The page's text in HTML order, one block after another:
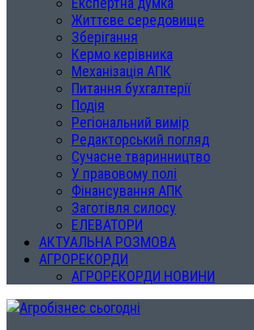
Життєве середовище
Зберігання
Кермо керівника
Механізація АПК
Питання бухгалтерії
Подія
Регіональний вимір
Редакторський погляд
Сучасне тваринництво
У правовому полі
Фінансування АПК
Заготівля силосу
ЕЛЕВАТОРИ
АКТУАЛЬНА РОЗМОВА
АГРОРЕКОРДИ
АГРОРЕКОРДИ НОВИНИ